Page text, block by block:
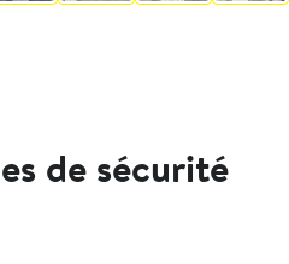
de sécurité